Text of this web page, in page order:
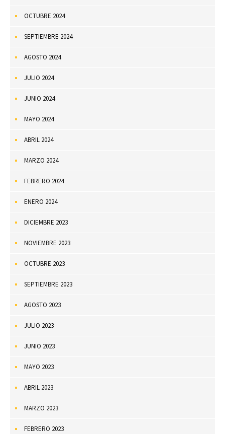
OCTUBRE 2024
SEPTIEMBRE 2024
AGOSTO 2024
JULIO 2024
JUNIO 2024
MAYO 2024
ABRIL 2024
MARZO 2024
FEBRERO 2024
ENERO 2024
DICIEMBRE 2023
NOVIEMBRE 2023
OCTUBRE 2023
SEPTIEMBRE 2023
AGOSTO 2023
JULIO 2023
JUNIO 2023
MAYO 2023
ABRIL 2023
MARZO 2023
FEBRERO 2023